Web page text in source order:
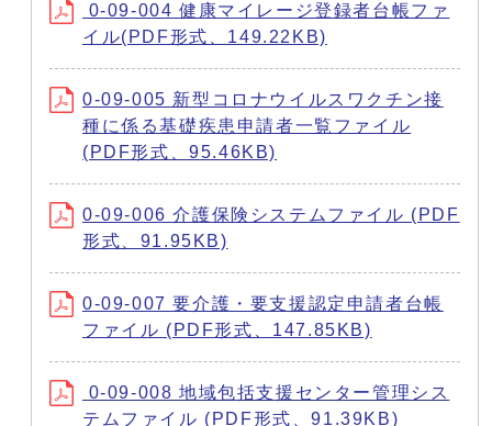
0-09-004 健康マイレージ登録者台帳ファ
イル(PDF形式、149.22KB)
0-09-005 新型コロナウイルスワクチン接
種に係る基礎疾患申請者一覧ファイル
(PDF形式、95.46KB)
0-09-006 介護保険システムファイル (PDF
形式、91.95KB)
0-09-007 要介護・要支援認定申請者台帳
ファイル (PDF形式、147.85KB)
0-09-008 地域包括支援センター管理シス
テムファイル (PDF形式、91.39KB)